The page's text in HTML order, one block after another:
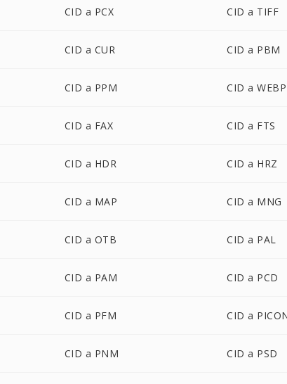
CID a PCX CID a TIFF
CID a CUR CID a PBM
CID a PPM CID a WEBP
CID a FAX CID a FTS
CID a HDR CID a HRZ
CID a MAP CID a MNG
CID a OTB CID a PAL
CID a PAM CID a PCD
CID a PFM CID a
CID a PNM CID a PSD